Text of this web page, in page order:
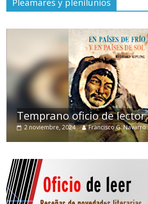
Pleamares y plenilunios
Temprano oficio de lector
2 noviembre, 2024 Francisco G. Navarro